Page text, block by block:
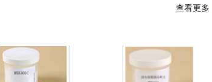
查看更多